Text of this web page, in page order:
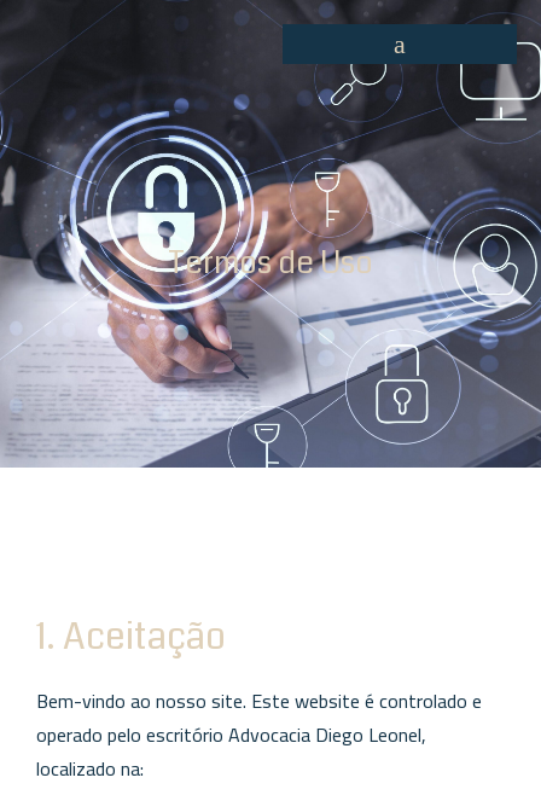
Termos de Uso
1. Aceitação
Bem-vindo ao nosso site. Este website é controlado e
operado pelo escritório Advocacia Diego Leonel,
localizado na: